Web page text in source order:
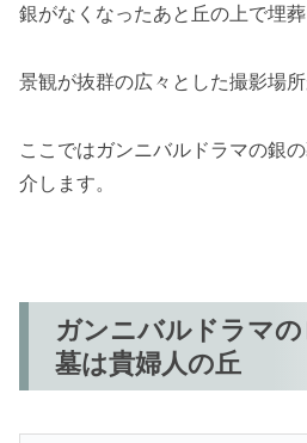
銀がなくなったあと丘の上で埋葬
景観が抜群の広々とした撮影場
ここではガンニバルドラマの銀
介します。
ガンニバルドラマ
墓は貴婦人の丘